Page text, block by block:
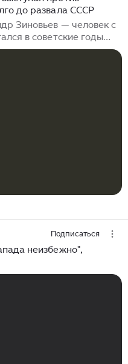
до развала СССР
Зиновьев — человек с
в советские годы
СССР, но за границей,
Подписаться
неизбежно",